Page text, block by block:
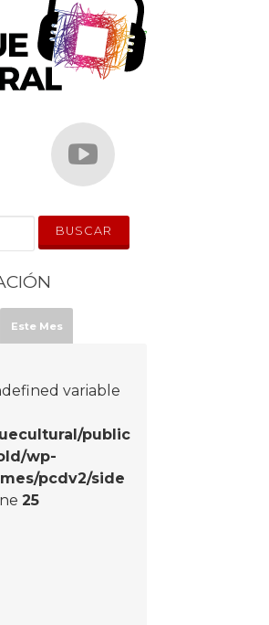
. '
Este Mes
variable
public
wp-
pcdv2/side
25